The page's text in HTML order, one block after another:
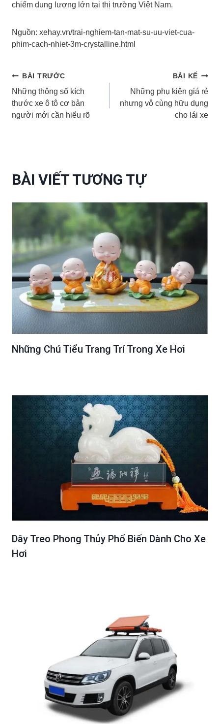
chiếm dung lượng lớn tại thị trường Việt Nam.
Nguồn: xehay.vn/trai-nghiem-tan-mat-su-uu-viet-cua-
phim-cach-nhiet-3m-crystalline.html
Điều
hướng
bài
BÀI TRƯỚC
Những thông số kích
thước xe ô tô cơ bản
người mới cần hiểu rõ
BÀI KẾ
Những phụ kiện giá rẻ
nhưng vô cùng hữu dụng
cho lái xe
BÀI VIẾT TƯƠNG TỰ
Những Chú Tiểu Trang Trí Trong Xe Hơi
Dây Treo Phong Thủy Phổ Biến Dành Cho Xe
Hơi